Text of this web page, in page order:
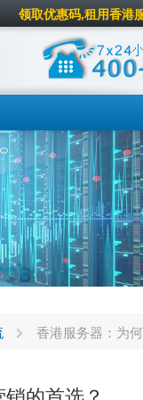
领取优惠码,租用香港
香港服务器：为